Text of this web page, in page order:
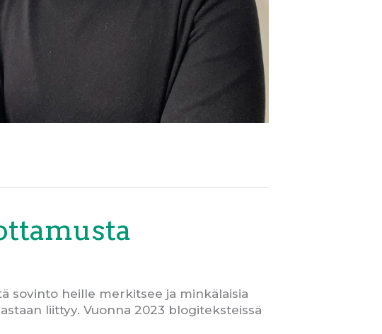
sovinto heille merkitsee ja minkälaisia
liittyy. Vuonna 2023 blogiteksteissä